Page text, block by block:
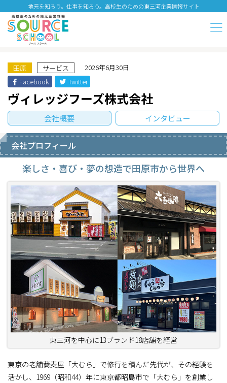
地元を知ろう。仕事を知ろう。高校生のための東三河企業情報サイト
田原 サービス
2026年6月30日
Facebook
Twitter
ヴィレッジフーズ株式会社
会社概要 インタビュー
会社プロフィール
楽しさ・喜び・夢の想造で田原市から世界へ
東三河を中心に13ブランド18店舗を経営
東京の老舗蕎麦屋「大むら」で修行を積んだ先代が、その経験を
活かし、1969（昭和44）年に東京都昭島市で「大むら」を創業し